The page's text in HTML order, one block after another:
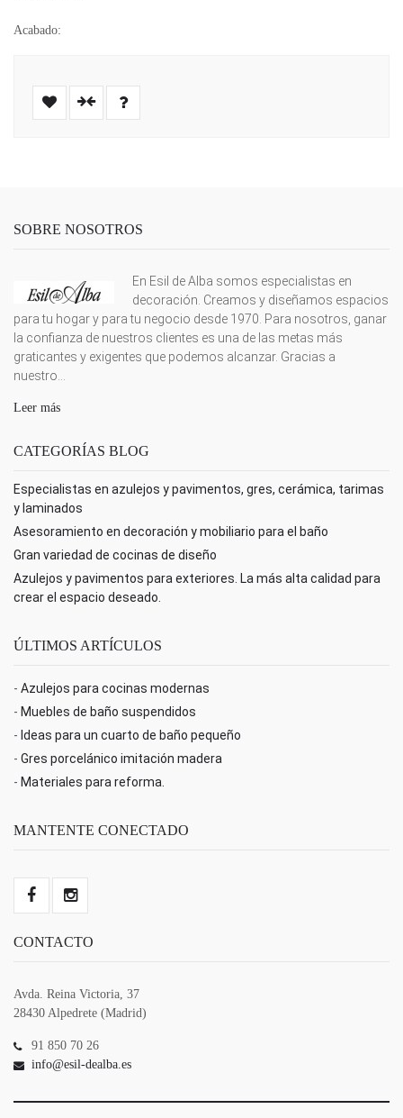
Acabado:
SOBRE NOSOTROS
En Esil de Alba somos especialistas en
decoración. Creamos y diseñamos espacios
para tu hogar y para tu negocio desde 1970. Para nosotros, ganar
la confianza de nuestros clientes es una de las metas más
graticantes y exigentes que podemos alcanzar. Gracias a
nuestro...
Leer más
CATEGORÍAS BLOG
Especialistas en azulejos y pavimentos, gres, cerámica, tarimas
y laminados
Asesoramiento en decoración y mobiliario para el baño
Gran variedad de cocinas de diseño
Azulejos y pavimentos para exteriores. La más alta calidad para
crear el espacio deseado.
ÚLTIMOS ARTÍCULOS
- Azulejos para cocinas modernas
- Muebles de baño suspendidos
- Ideas para un cuarto de baño pequeño
- Gres porcelánico imitación madera
- Materiales para reforma.
MANTENTE CONECTADO
CONTACTO
Avda. Reina Victoria, 37
28430 Alpedrete (Madrid)
91 850 70 26
info@esil-dealba.es